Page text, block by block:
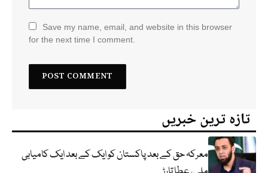
Save my name, email, and website in this browser
for the next time I comment.
تازہ ترین خبریں
معرکہ حق کے بعد پاکستان کو ایک کے بعد ایک کامیابی